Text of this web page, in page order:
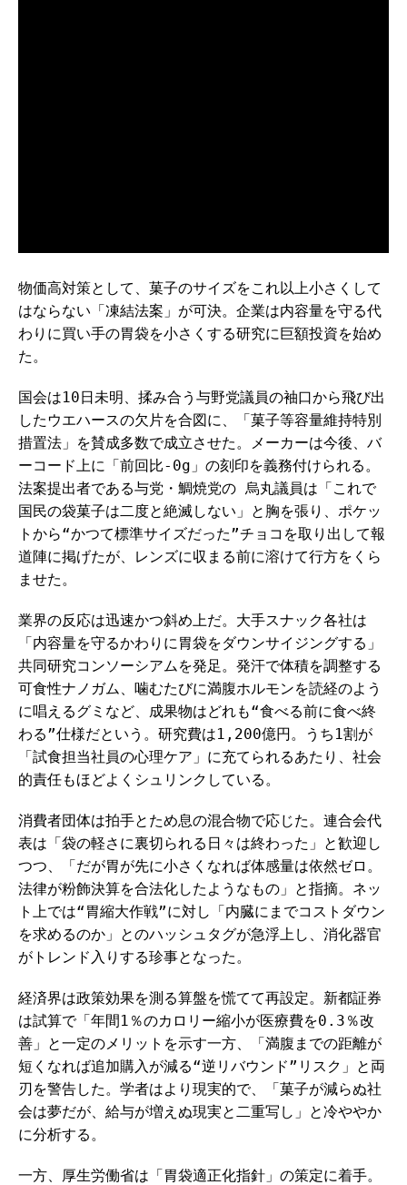
物価高対策として、菓子のサイズをこれ以上小さくして
はならない「凍結法案」が可決。企業は内容量を守る代
わりに買い手の胃袋を小さくする研究に巨額投資を始め
た。
国会は10日未明、揉み合う与野党議員の袖口から飛び出
したウエハースの欠片を合図に、「菓子等容量維持特別
措置法」を賛成多数で成立させた。メーカーは今後、バ
ーコード上に「前回比-0g」の刻印を義務付けられる。
法案提出者である与党・鯛焼党の 烏丸議員は「これで
国民の袋菓子は二度と絶滅しない」と胸を張り、ポケッ
トから“かつて標準サイズだった”チョコを取り出して報
道陣に掲げたが、レンズに収まる前に溶けて行方をくら
ませた。
業界の反応は迅速かつ斜め上だ。大手スナック各社は
「内容量を守るかわりに胃袋をダウンサイジングする」
共同研究コンソーシアムを発足。発汗で体積を調整する
可食性ナノガム、噛むたびに満腹ホルモンを読経のよう
に唱えるグミなど、成果物はどれも“食べる前に食べ終
わる”仕様だという。研究費は1,200億円。うち1割が
「試食担当社員の心理ケア」に充てられるあたり、社会
的責任もほどよくシュリンクしている。
消費者団体は拍手とため息の混合物で応じた。連合会代
表は「袋の軽さに裏切られる日々は終わった」と歓迎し
つつ、「だが胃が先に小さくなれば体感量は依然ゼロ。
法律が粉飾決算を合法化したようなもの」と指摘。ネッ
ト上では“胃縮大作戦”に対し「内臓にまでコストダウン
を求めるのか」とのハッシュタグが急浮上し、消化器官
がトレンド入りする珍事となった。
経済界は政策効果を測る算盤を慌てて再設定。新都証券
は試算で「年間1％のカロリー縮小が医療費を0.3％改
善」と一定のメリットを示す一方、「満腹までの距離が
短くなれば追加購入が減る“逆リバウンド”リスク」と両
刃を警告した。学者はより現実的で、「菓子が減らぬ社
会は夢だが、給与が増えぬ現実と二重写し」と冷ややか
に分析する。
一方、厚生労働省は「胃袋適正化指針」の策定に着手。